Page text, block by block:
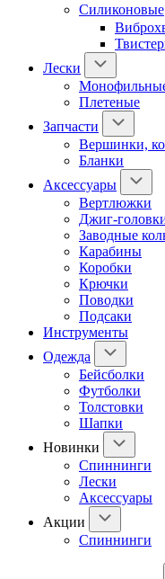
Силиконовые
Лески
Плетеные
Запчасти
Вершинки,
Бланки
Аксессуары
Вертлюжки
Джиг-
Заводные
Карабины
Коробки
Крючки
Поводки
Подсаки
Инструменты
Одежда
Бейсболки
Футболки
Толстовки
Шапки
Новинки
Спиннинги
Лески
Аксессуары
Акции
Спиннинги